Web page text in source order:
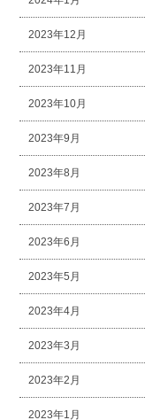
2023年12月
2023年11月
2023年10月
2023年9月
2023年8月
2023年7月
2023年6月
2023年5月
2023年4月
2023年3月
2023年2月
2023年1月